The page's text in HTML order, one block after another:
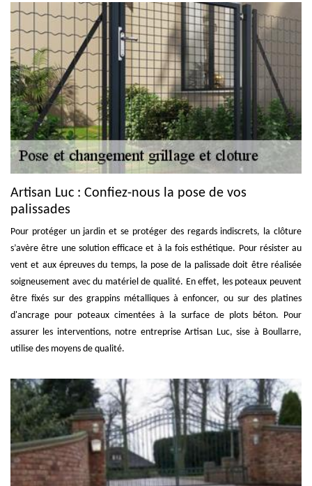
Artisan Luc : Confiez-nous la pose de vos
palissades
Pour protéger un jardin et se protéger des regards indiscrets, la clôture
s’avère être une solution efficace et à la fois esthétique. Pour résister au
vent et aux épreuves du temps, la pose de la palissade doit être réalisée
soigneusement avec du matériel de qualité. En effet, les poteaux peuvent
être fixés sur des grappins métalliques à enfoncer, ou sur des platines
d'ancrage pour poteaux cimentées à la surface de plots béton. Pour
assurer les interventions, notre entreprise Artisan Luc, sise à Boullarre,
utilise des moyens de qualité.